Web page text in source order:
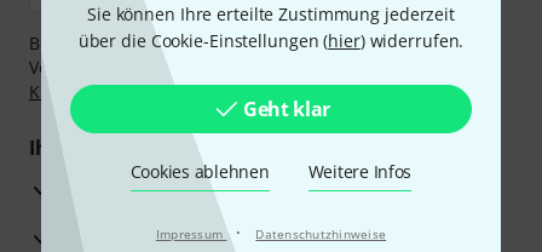
Sie können Ihre erteilte Zustimmung jederzeit
über die Cookie-Einstellungen (hier) widerrufen.
Geht klar
Cookies ablehnen Weitere Infos
Impressum · Datenschutzhinweise
Bezahlen Sie vertraulich und sicher per Nachnahme,
Vorkasse, PayPal, Amazon Pay,
Klarna Ratenzahlungoder Kreditkarte.
Ihre Vorteile
3 Jahre Thomann Garantie
30 Tage Money-Back-Garantie